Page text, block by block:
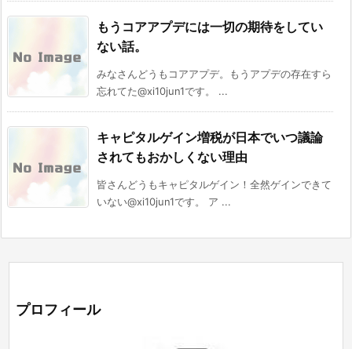
もうコアアプデには一切の期待をしてい
ない話。
みなさんどうもコアアプデ。もうアプデの存在すら
忘れてた@xi10jun1です。 ...
キャピタルゲイン増税が日本でいつ議論
されてもおかしくない理由
皆さんどうもキャピタルゲイン！全然ゲインできて
いない@xi10jun1です。 ア ...
プロフィール